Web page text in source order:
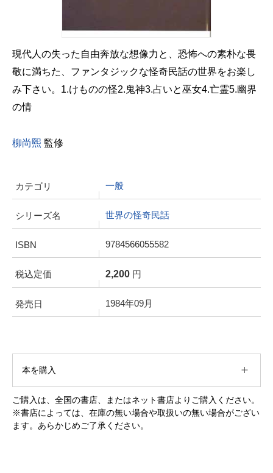
現代人の失った自由奔放な想像力と、恐怖への素朴な畏
敬に満ちた、ファンタジックな怪奇民話の世界をお楽し
み下さい。1.けものの怪2.鬼神3.占いと巫女4.亡霊5.幽界
の情
柳尚煕 監修
カテゴリ 一般
シリーズ名 世界の怪奇民話
ISBN 9784566055582
税込定価 2,200円
発売日 1984年09月
本を購入
ご購入は、全国の書店、またはネット書店よりご購入ください。
※書店によっては、在庫の無い場合や取扱いの無い場合がござい
ます。あらかじめご了承ください。